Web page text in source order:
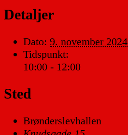
Detaljer
Dato: 9. november 2024
Tidspunkt:
10:00 - 12:00
Sted
Brønderslevhallen